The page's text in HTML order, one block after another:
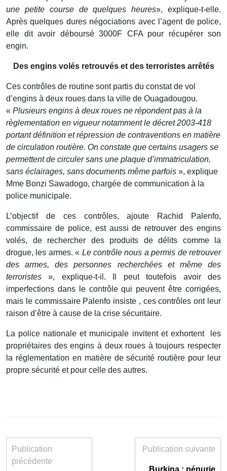
une petite course de quelques heures», explique-t-elle.
Après quelques dures négociations avec l’agent de police,
elle dit avoir déboursé 3000F CFA pour récupérer son
engin.
Des engins volés retrouvés et des terroristes arrêtés
Ces contrôles de routine sont partis du constat de vol
d’engins à deux roues dans la ville de Ouagadougou.
« Plusieurs engins à deux roues ne répondent pas à la
règlementation en vigueur notamment le décret 2003-418
portant définition et répression de contraventions en matière
de circulation routière. On constate que certains usagers se
permettent de circuler sans une plaque d’immatriculation,
sans éclairages, sans documents même parfois », explique
Mme Bonzi Sawadogo, chargée de communication à la
police municipale.
L’objectif de ces contrôles, ajoute Rachid Palenfo,
commissaire de police, est aussi de retrouver des engins
volés, de rechercher des produits de délits comme la
drogue, les armes. « Le contrôle nous a permis de retrouver
des armes, des personnes recherchées et même des
terroristes », explique-t-il. Il peut toutefois avoir des
imperfections dans le contrôle qui peuvent être corrigées,
mais le commissaire Palenfo insiste , ces contrôles ont leur
raison d’être à cause de la crise sécuritaire.
La police nationale et municipale invitent et exhortent les
propriétaires des engins à deux roues à toujours respecter
la réglementation en matière de sécurité routière pour leur
propre sécurité et pour celle des autres.
Publication
précédente
Publication suivante